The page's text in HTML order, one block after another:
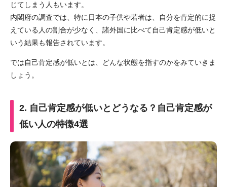
じてしまう人もいます。
内閣府の調査では、特に日本の子供や若者は、自分を肯定的に捉
えている人の割合が少なく、諸外国に比べて自己肯定感が低いと
いう結果も報告されています。
では自己肯定感が低いとは、どんな状態を指すのかをみていきま
しょう。
2. 自己肯定感が低いとどうなる？自己肯定感が
低い人の特徴4選